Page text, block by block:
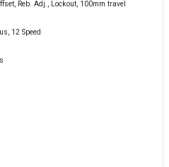
Reb. Adj., Lockout, 100mm travel
12 Speed